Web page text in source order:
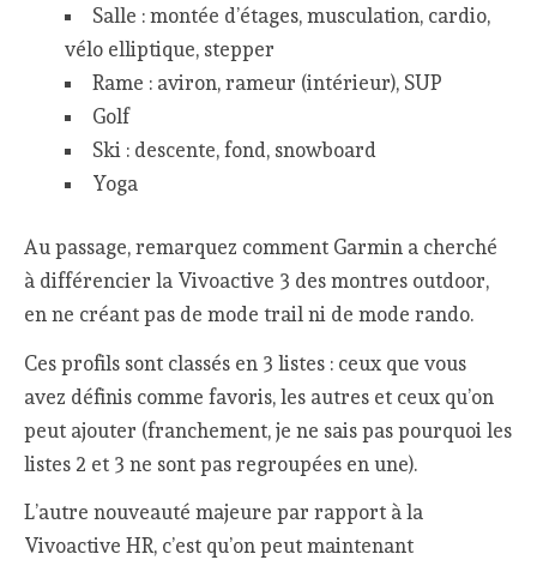
Salle : montée d’étages, musculation, cardio,
vélo elliptique, stepper
Rame : aviron, rameur (intérieur), SUP
Golf
Ski : descente, fond, snowboard
Yoga
Au passage, remarquez comment Garmin a cherché
à différencier la Vivoactive 3 des montres outdoor,
en ne créant pas de mode trail ni de mode rando.
Ces profils sont classés en 3 listes : ceux que vous
avez définis comme favoris, les autres et ceux qu’on
peut ajouter (franchement, je ne sais pas pourquoi les
listes 2 et 3 ne sont pas regroupées en une).
L’autre nouveauté majeure par rapport à la
Vivoactive HR, c’est qu’on peut maintenant